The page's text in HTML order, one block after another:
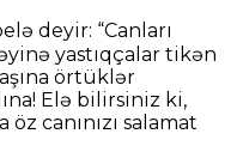
deyir: “Canları
yastıqçalar tikən
örtüklər
Elə bilirsiniz ki,
öz canınızı salamat